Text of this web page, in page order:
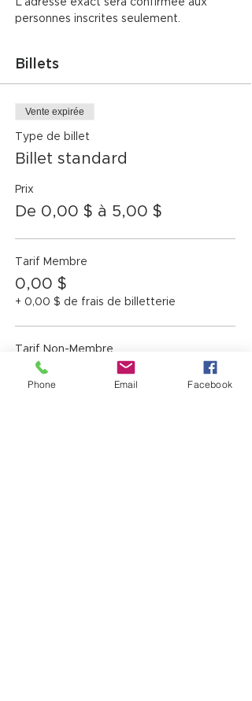
L'adresse exact sera confirmée aux
personnes inscrites seulement.
Billets
Vente expirée
Type de billet
Billet standard
Prix
De 0,00 $ à 5,00 $
Tarif Membre
0,00 $
+ 0,00 $ de frais de billetterie
Tarif Non-Membre
5,00 $
+ 0,13 $ de frais de billetterie
Phone Email Facebook